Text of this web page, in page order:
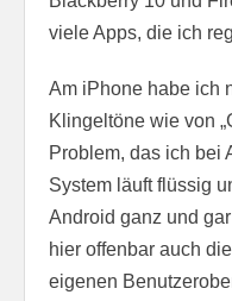
viele Apps, die ich
Am iPhone habe ich
Klingeltöne wie von
Problem, das ich bei
System läuft flüssig
Android ganz und
hier offenbar auch
eigenen